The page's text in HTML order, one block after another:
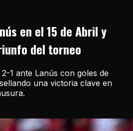
en el 15 de Abril y
del torneo
1 ante Lanús con goles de
una victoria clave en